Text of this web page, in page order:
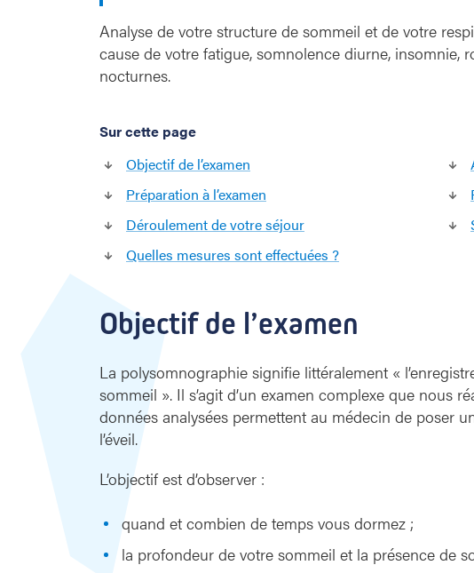
g
r
a
Analyse de votre structure de sommeil et de votre
cause de votre fatigue, somnolence diurne, insomnie,
nocturnes.
Sur cette page
Objectif de l’examen
Préparation à l’examen
Déroulement de votre séjour
Quelles mesures sont effectuées ?
Objectif de l’examen
La polysomnographie signifie littéralement «
sommeil ». Il s’agit d’un examen complexe que nous
données analysées permettent au médecin de poser
l’éveil.
L’objectif est d’observer :
quand et combien de temps vous dormez ;
la profondeur de votre sommeil et la présence de